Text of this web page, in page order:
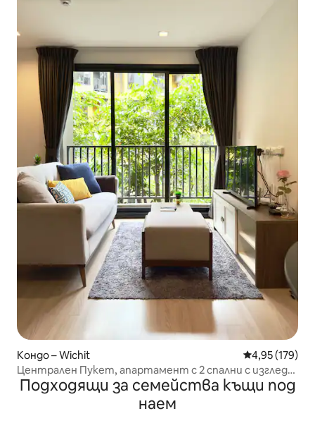
Кондо – Wichit Средна
4,95 (179)
Централен Пукет, апартамент с 2 спални с изглед
към басейна
Подходящи за семейства къщи под
наем